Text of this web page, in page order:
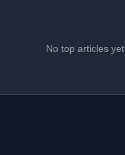
No top articles yet